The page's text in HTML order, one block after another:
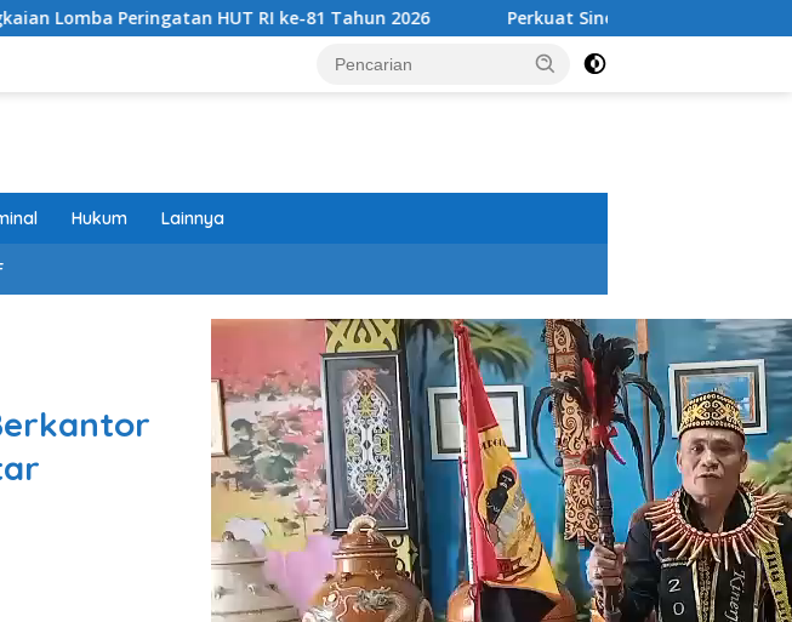
HUT RI ke-81 Tahun 2026 Perkuat Sinergi Tingkatkan Pendapatan Daerah,
Hukum Lainnya